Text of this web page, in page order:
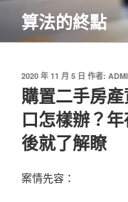
主
算法的終點
發
佈
於
2020 年 11 月 5 日 作者:
購置二手房
口怎樣辦？
後就了解瞭
案情先容：